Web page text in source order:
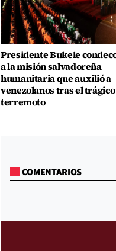
Presidente Bukele
a la misión salvadoreña
humanitaria que auxilió a
venezolanos tras el trágico
terremoto
COMENTARIOS